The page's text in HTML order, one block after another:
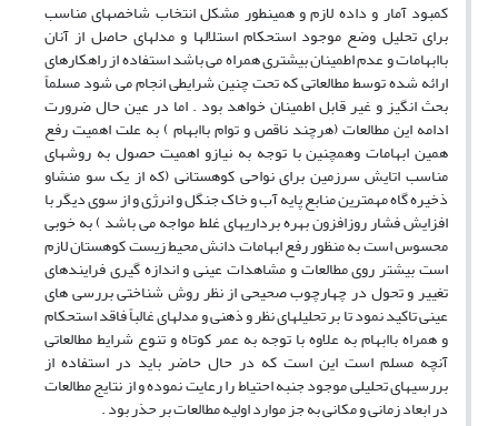
کمبود آمار و داده لازم و همینطور مشکل انتخاب شاخصهای مناسب
برای تحلیل وضع موجود استحکام استلالها و مدلهای حاصل از آنان
باابهامات و عدم اطمینان بیشتری همراه می باشد استفاده از راهکارهای
ارائه شده توسط مطالعاتی که تحت چنین شرایطی انجام می شود مسلماً
بحث انگیز و غیر قابل اطمینان خواهد بود . اما در عین حال ضرورت
ادامه این مطالعات (هرچند ناقص و توام باابهام ) به علت اهمیت رفع
همین ابهامات وهمچنین با توجه به نیازو اهمیت حصول به روشهای
مناسب اتایش سرزمین برای نواحی کوهستانی (که از یک سو منشاو
ذخیره گاه مهمترین منابع پایه آب و خاک جنگل و انرژی و از سوی دیگر با
افزایش فشار روزافزون بهره برداریهای غلط مواجه می باشد ) به خوبی
محسوس است به منظور رفع ابهامات دانش محیط زیست کوهستان لازم
است بیشتر روی مطالعات و مشاهدات عینی و اندازه گیری فرایندهای
تغییر و تحول در چهارچوب صحیحی از نظر روش شناختی بررسی های
عینی تاکید نمود تا بر تحلیلهای نظر و ذهنی و مدلهای غالباً فاقد استحکام
و همراه باابهام به علاوه با توجه به عمر کوتاه و تنوع شرایط مطالعاتی
آنچه مسلم است این است که در حال حاضر باید در استفاده از
بررسیهای تحلیلی موجود جنبه احتیاط را رعایت نموده و از نتایج مطالعات
در ابعاد زمانی و مکانی به جز موارد اولیه مطالعات بر حذر بود .